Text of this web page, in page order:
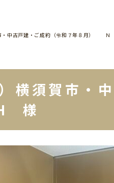
市・中古戸建・ご成約（令和７年８月
）横須賀市
様